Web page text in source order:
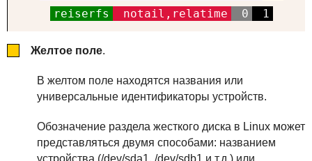
reiserfs
notail,relatime 0 1
Желтое поле.
В желтом поле находятся названия или
универсальные идентификаторы устройств.
Обозначение раздела жесткого диска в Linux может
представляться двумя способами: названием
устройства (/dev/sda1, /dev/sdb1 и т.д.) или